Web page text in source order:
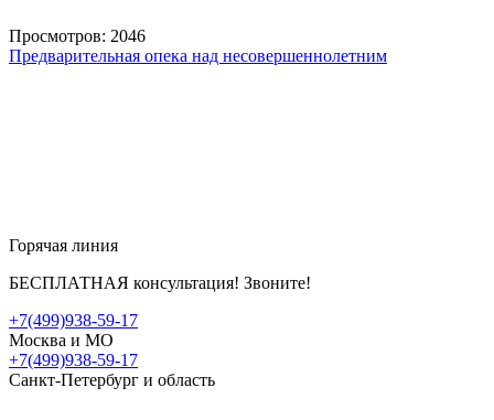
Просмотров: 2046
Предварительная опека над несовершеннолетним
Горячая линия
БЕСПЛАТНАЯ консультация! Звоните!
+7(499)938-59-17
Москва и МО
+7(499)938-59-17
Санкт-Петербург и область